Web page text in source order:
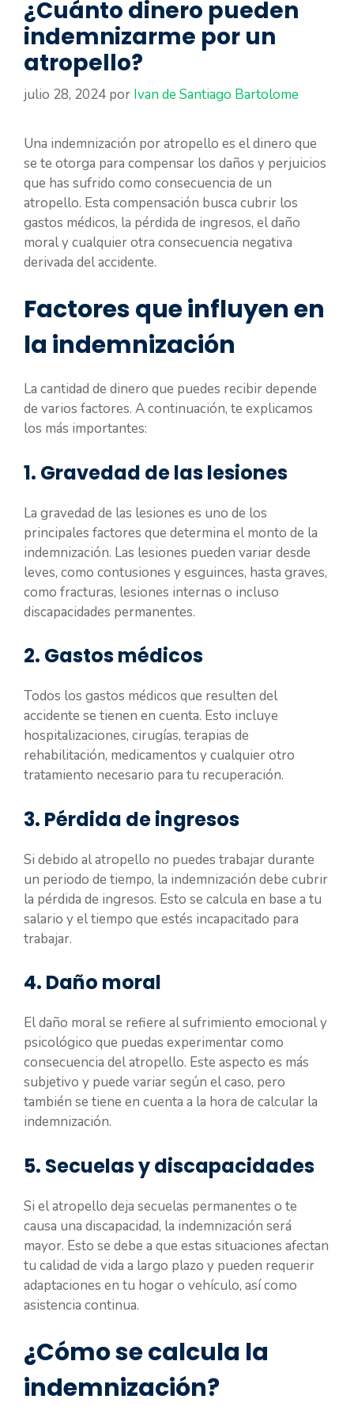
¿Cuánto dinero pueden
indemnizarme por un
atropello?
julio 28, 2024 por Ivan de Santiago Bartolome
Una indemnización por atropello es el dinero que
se te otorga para compensar los daños y perjuicios
que has sufrido como consecuencia de un
atropello. Esta compensación busca cubrir los
gastos médicos, la pérdida de ingresos, el daño
moral y cualquier otra consecuencia negativa
derivada del accidente.
Factores que influyen en
la indemnización
La cantidad de dinero que puedes recibir depende
de varios factores. A continuación, te explicamos
los más importantes:
1. Gravedad de las lesiones
La gravedad de las lesiones es uno de los
principales factores que determina el monto de la
indemnización. Las lesiones pueden variar desde
leves, como contusiones y esguinces, hasta graves,
como fracturas, lesiones internas o incluso
discapacidades permanentes.
2. Gastos médicos
Todos los gastos médicos que resulten del
accidente se tienen en cuenta. Esto incluye
hospitalizaciones, cirugías, terapias de
rehabilitación, medicamentos y cualquier otro
tratamiento necesario para tu recuperación.
3. Pérdida de ingresos
Si debido al atropello no puedes trabajar durante
un periodo de tiempo, la indemnización debe cubrir
la pérdida de ingresos. Esto se calcula en base a tu
salario y el tiempo que estés incapacitado para
trabajar.
4. Daño moral
El daño moral se refiere al sufrimiento emocional y
psicológico que puedas experimentar como
consecuencia del atropello. Este aspecto es más
subjetivo y puede variar según el caso, pero
también se tiene en cuenta a la hora de calcular la
indemnización.
5. Secuelas y discapacidades
Si el atropello deja secuelas permanentes o te
causa una discapacidad, la indemnización será
mayor. Esto se debe a que estas situaciones afectan
tu calidad de vida a largo plazo y pueden requerir
adaptaciones en tu hogar o vehículo, así como
asistencia continua.
¿Cómo se calcula la
indemnización?